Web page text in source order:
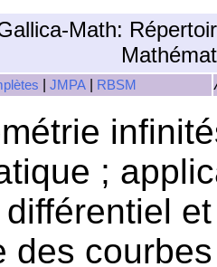
Math:
JMPA RBSM
;
des